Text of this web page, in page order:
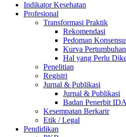
Indikator Kesehatan
Profesional
Transformasi Praktik
Rekomendasi
Pedoman
Kurva Pertumbuhan
Hal yang Perlu
Penelitian
Registri
Jurnal & Publikasi
Jurnal & Publikasi
Badan Penerbit
Kesempatan Berkarir
Etik / Legal
Pendidikan